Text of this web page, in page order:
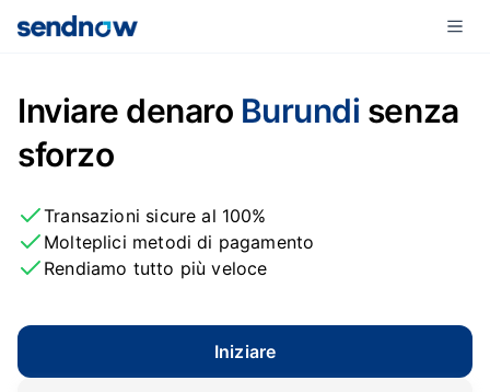
Inviare denaro Burundi senza
sforzo
Transazioni sicure al 100%
Molteplici metodi di pagamento
Rendiamo tutto più veloce
Iniziare